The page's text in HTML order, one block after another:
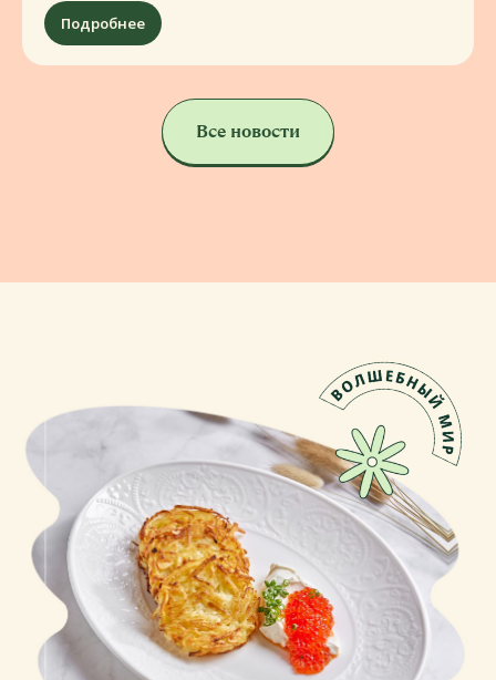
Подробнее
Все новости
ДЕТСКИЙ ГОРОДОК
Дети развлекаются,
мамы отдыхают
с шариками для детей постарше; и еще
один городок — мягкая игровая зону
для малышей любого возраста —
находится прямо посреди веранды.
Стоимость
посещения: